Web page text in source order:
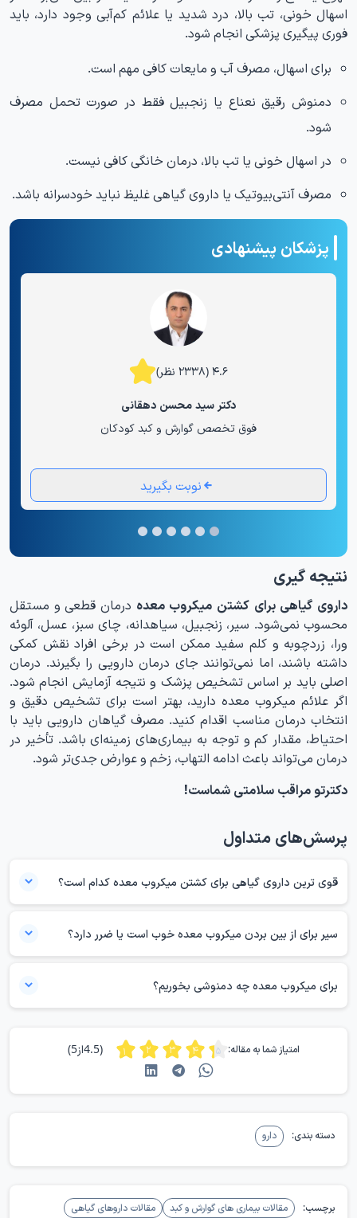
اسهال خونی، تب بالا، درد شدید یا علائم کم‌آبی وجود دارد، باید
فوری پیگیری پزشکی انجام شود.
برای اسهال، مصرف آب و مایعات کافی مهم است.
دمنوش رقیق نعناع یا زنجبیل فقط در صورت تحمل مصرف
شود.
در اسهال خونی یا تب بالا، درمان خانگی کافی نیست.
مصرف آنتی‌بیوتیک یا داروی گیاهی غلیظ نباید خودسرانه باشد.
پزشکان پیشنهادی
۴.۶ (۲۳۳۸ نظر)
دکتر سید محسن دهقانی
فوق تخصص گوارش و کبد کودکان
نوبت بگیرید
نتیجه گیری
داروی گیاهی برای کشتن میکروب معده درمان قطعی و مستقل
محسوب نمی‌شود. سیر، زنجبیل، سیاهدانه، چای سبز، عسل، آلوئه
ورا، زردچوبه و کلم سفید ممکن است در برخی افراد نقش کمکی
داشته باشند، اما نمی‌توانند جای درمان دارویی را بگیرند. درمان
اصلی باید بر اساس تشخیص پزشک و نتیجه آزمایش انجام شود.
اگر علائم میکروب معده دارید، بهتر است برای تشخیص دقیق و
انتخاب درمان مناسب اقدام کنید. مصرف گیاهان دارویی باید با
احتیاط، مقدار کم و توجه به بیماری‌های زمینه‌ای باشد. تأخیر در
درمان می‌تواند باعث ادامه التهاب، زخم و عوارض جدی‌تر شود.
دکترتو مراقب سلامتی شماست!
پرسش‌های متداول
قوی ترین داروی گیاهی برای کشتن میکروب معده کدام است؟
نشده است. بعضی مواد مانند سیر، چای سبز، سیاهدانه و عسل اثرات
ضدباکتری یا ضدالتهابی احتمالی دارند. با این حال، ریشه‌کنی میکروب معده
سیر برای از بین بردن میکروب معده خوب است یا ضرر دارد؟
در بعضی افراد، سیر خام باعث سوزش معده، رفلاکس، نفخ یا درد می‌شود.
اگر معده حساس، زخم فعال یا رفلاکس دارید، مصرف سیر خام می‌تواند ضرر
برای میکروب معده چه دمنوشی بخوریم؟
بعضی افراد به کاهش تهوع یا نفخ کمک کند. این دمنوش‌ها میکروب معده
را به طور قطعی از بین نمی‌برند. اگر با مصرف هر دمنوش دچار سوزش،
رفلاکس یا درد شدید، آن را قطع کنید.
امتیاز شما به مقاله: (4.5از5)
دسته بندی: دارو
برچسب: مقالات بیماری های گوارش و کبد مقالات داروهای گیاهی